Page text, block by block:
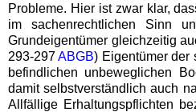
Probleme. Hier ist zwar klar,
im sachenrechtlichen Sinn
Grundeigentümer gleichzeitig
293-297ABGB) Eigentümer der
befindlichen unbeweglichen
damit selbstverständlich auch
Allfällige Erhaltungspflichten